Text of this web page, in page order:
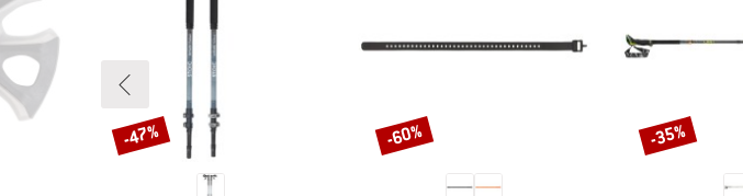
Korting
-47% Korting
-60% Korting
-35%